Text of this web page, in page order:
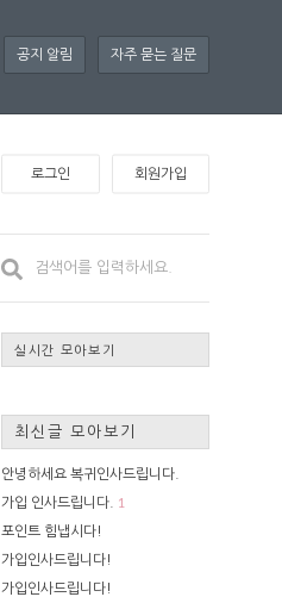
공지 알림 자주 묻는 질문
로그인 회원가입
실시간 모아보기
최신글 모아보기
안녕하세요 복귀인사드립니다.
가입 인사드립니다.
1
포인트 힘냅시다!
가입인사드립니다!
가입인사드립니다!